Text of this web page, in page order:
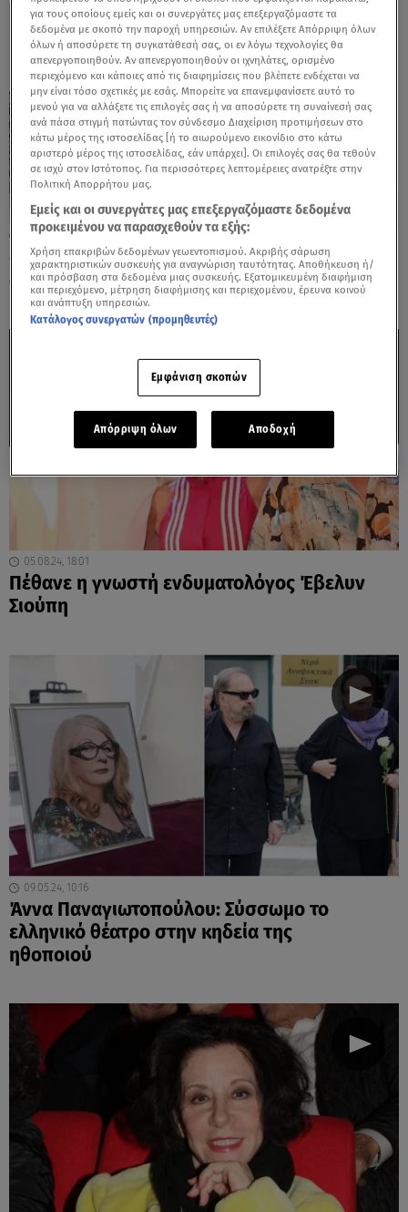
15.05.26, 13:09
«Του Αγοριού Απέναντι» έρχεται στη
σκηνή του Θεάτρου Άλσους ΔΕΗ
05.08.24, 18:01
Πέθανε η γνωστή ενδυματολόγος Έβελυν
Σιούπη
09.05.24, 10:16
Άννα Παναγιωτοπούλου: Σύσσωμο το
ελληνικό θέατρο στην κηδεία της
ηθοποιού
για τους οποίους εμείς και οι συνεργάτες μας επεξεργαζόμαστε τα
δεδομένα με σκοπό την παροχή υπηρεσιών. Αν επιλέξετε Απόρριψη όλων
όλων ή αποσύρετε τη συγκατάθεσή σας, οι εν λόγω τεχνολογίες θα
απενεργοποιηθούν. Αν απενεργοποιηθούν οι ιχνηλάτες, ορισμένο
περιεχόμενο και κάποιες από τις διαφημίσεις που βλέπετε ενδέχεται να
μην είναι τόσο σχετικές με εσάς. Μπορείτε να επανεμφανίσετε αυτό το
μενού για να αλλάξετε τις επιλογές σας ή να αποσύρετε τη συναίνεσή σας
ανά πάσα στιγμή πατώντας τον σύνδεσμο Διαχείριση προτιμήσεων στο
κάτω μέρος της ιστοσελίδας [ή το αιωρούμενο εικονίδιο στο κάτω
αριστερό μέρος της ιστοσελίδας, εάν υπάρχει]. Οι επιλογές σας θα τεθούν
σε ισχύ στον Ιστότοπος. Για περισσότερες λεπτομέρειες ανατρέξτε στην
Πολιτική Απορρήτου μας.
Εμείς και οι συνεργάτες μας επεξεργαζόμαστε δεδομένα
προκειμένου να παρασχεθούν τα εξής:
Χρήση επακριβών δεδομένων γεωεντοπισμού. Ακριβής σάρωση
χαρακτηριστικών συσκευής για αναγνώριση ταυτότητας. Αποθήκευση ή/
και πρόσβαση στα δεδομένα μιας συσκευής. Εξατομικευμένη διαφήμιση
και περιεχόμενο, μέτρηση διαφήμισης και περιεχομένου, έρευνα κοινού
και ανάπτυξη υπηρεσιών.
Κατάλογος συνεργατών (προμηθευτές)
Εμφάνιση σκοπών
Απόρριψη όλων Αποδοχή